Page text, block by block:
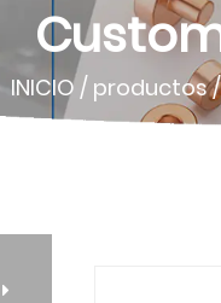
INICIO/ productos